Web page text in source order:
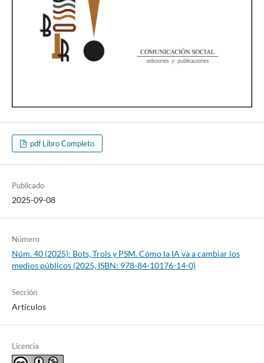
pdf Libro Completo
Publicado
2025-09-08
Número
Núm. 40 (2025): Bots, Trols y PSM. Cómo la IA va a cambiar los
medios públicos (2025, ISBN: 978-84-10176-14-0)
Sección
Artículos
Licencia